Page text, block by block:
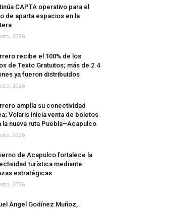
CAPTA operativo para el
de aparta espacios en la
2026
recibe el 100% de los
de Texto Gratuitos; más de 2.4
ya fueron distribuidos
2026
amplía su conectividad
Volaris inicia venta de boletos
la nueva ruta Puebla–Acapulco
2026
de Acapulco fortalece la
turística mediante
estratégicas
2026
Ángel Godínez Muñoz,